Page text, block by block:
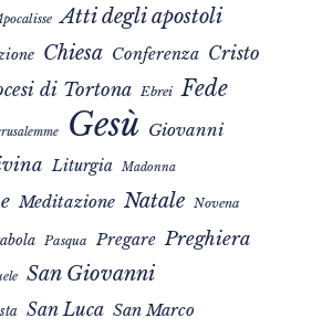
Atti degli apostoli
Chiesa Conferenza Cristo
di Tortona Ebrei Fede
Gesù Giovanni
Liturgia Madonna
Meditazione Natale Novena
Pasqua Pregare Preghiera
San Giovanni
San Luca San Marco